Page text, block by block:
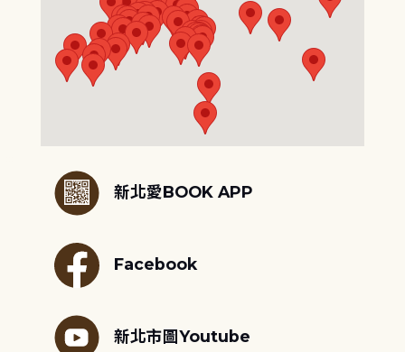
新北愛BOOK APP
Facebook
新北市圖Youtube